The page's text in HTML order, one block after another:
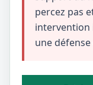
percez pas
intervention
une